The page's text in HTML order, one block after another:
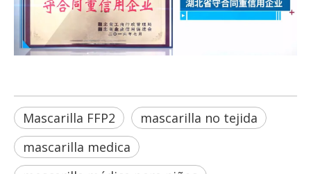
Mascarilla FFP2
mascarilla no tejida
mascarilla medica